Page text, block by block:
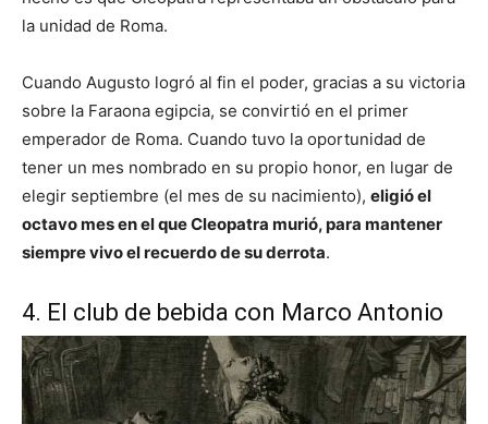
la unidad de Roma.
Cuando Augusto logró al fin el poder, gracias a su victoria
sobre la Faraona egipcia, se convirtió en el primer
emperador de Roma. Cuando tuvo la oportunidad de
tener un mes nombrado en su propio honor, en lugar de
elegir septiembre (el mes de su nacimiento), eligió el
octavo mes en el que Cleopatra murió, para mantener
siempre vivo el recuerdo de su derrota.
4. El club de bebida con Marco Antonio